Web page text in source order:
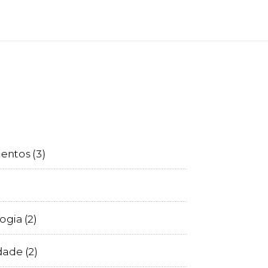
(3)
(2)
(2)